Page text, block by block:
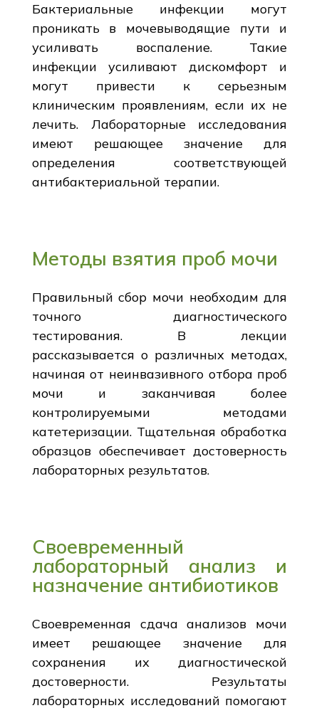
Бактериальные инфекции могут
проникать в мочевыводящие пути и
усиливать воспаление. Такие
инфекции усиливают дискомфорт и
могут привести к серьезным
клиническим проявлениям, если их не
лечить. Лабораторные исследования
имеют решающее значение для
определения соответствующей
антибактериальной терапии.
Методы взятия проб мочи
Правильный сбор мочи необходим для
точного диагностического
тестирования. В лекции
рассказывается о различных методах,
начиная от неинвазивного отбора проб
мочи и заканчивая более
контролируемыми методами
катетеризации. Тщательная обработка
образцов обеспечивает достоверность
лабораторных результатов.
Своевременный
лабораторный анализ и
назначение антибиотиков
Своевременная сдача анализов мочи
имеет решающее значение для
сохранения их диагностической
достоверности. Результаты
лабораторных исследований помогают